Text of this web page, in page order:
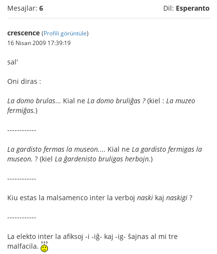
Mesajlar: 6 Dil: Esperanto
crescence (Profili görüntüle)
16 Nisan 2009 17:39:19
sal'
Oni diras :
La domo brulas... Kial ne La domo bruliĝas ?(kiel : La muzeo
fermiĝas.)
------------
La gardisto fermas la museon.... Kial ne La gardisto fermigas la
museon. ? (kiel La ĝardenisto bruligas herbojn.)
------------
Kiu estas la malsamenco inter la verboj naski kaj naskigi ?
------------
La elekto inter la afiksoj -i -iĝ- kaj -ig- ŝajnas al mi tre
malfacila.